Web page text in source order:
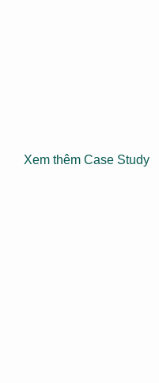
Xem thêm Case Study